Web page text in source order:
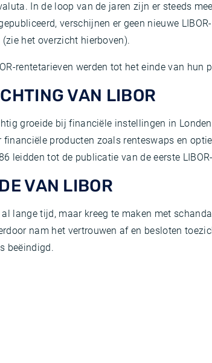
In de loop van de jaren zijn er steeds
verschijnen er geen nieuwe
het overzicht hierboven).
rentetarieven werden tot het einde van
VAN LIBOR
groeide bij financiële instellingen in
financiële producten zoals renteswaps en
leidden tot de publicatie van de eerste
VAN LIBOR
al lange tijd, maar kreeg te maken met
nam het vertrouwen af en besloten
beëindigd.